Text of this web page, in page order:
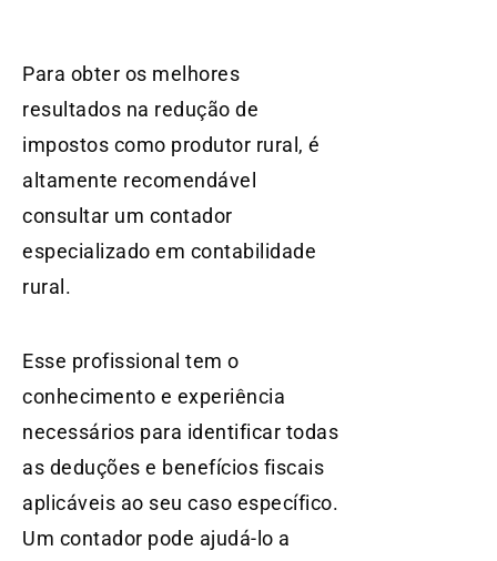
Para obter os melhores
resultados na redução de
impostos como produtor rural, é
altamente recomendável
consultar um contador
especializado em contabilidade
rural.
Esse profissional tem o
conhecimento e experiência
necessários para identificar todas
as deduções e benefícios fiscais
aplicáveis ao seu caso específico.
Um contador pode ajudá-lo a